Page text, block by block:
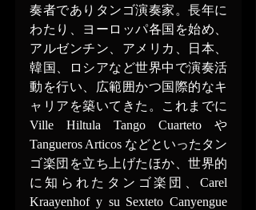
奏者でありタンゴ演奏家。長年に
わたり、ヨーロッパ各国を始め、
アルゼンチン、アメリカ、日本、
韓国、ロシアなど世界中で演奏活
動を行い、広範囲かつ国際的なキ
ャリアを築いてきた。これまでに
Ville Hiltula Tango Cuarteto や
Tangueros Articos などといったタン
ゴ楽団を立ち上げたほか、世界的
に知られたタンゴ楽団、Carel
Kraayenhof y su Sexteto Canyengue